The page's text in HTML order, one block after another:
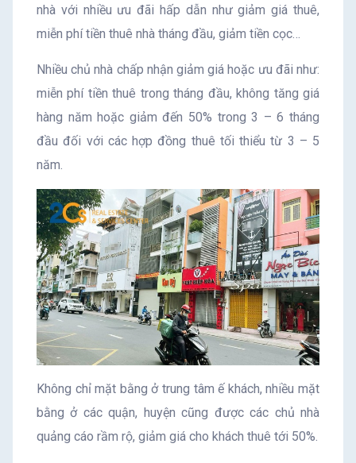
nhà với nhiều ưu đãi hấp dẫn như giảm giá thuê,
miễn phí tiền thuê nhà tháng đầu, giảm tiền cọc…
Nhiều chủ nhà chấp nhận giảm giá hoặc ưu đãi như:
miễn phí tiền thuê trong tháng đầu, không tăng giá
hàng năm hoặc giảm đến 50% trong 3 – 6 tháng
đầu đối với các hợp đồng thuê tối thiểu từ 3 – 5
năm.
Không chỉ mặt bằng ở trung tâm ế khách, nhiều mặt
bằng ở các quận, huyện cũng được các chủ nhà
quảng cáo rầm rộ, giảm giá cho khách thuê tới 50%.